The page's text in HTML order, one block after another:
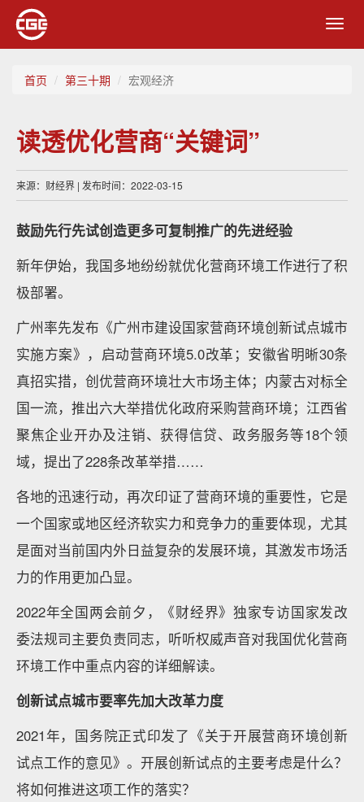
首页 第三十期 宏观经济
读透优化营商“关键词”
来源：财经界 | 发布时间：2022-03-15
鼓励先行先试创造更多可复制推广的先进经验
新年伊始，我国多地纷纷就优化营商环境工作进行了积
极部署。
广州率先发布《广州市建设国家营商环境创新试点城市
实施方案》，启动营商环境5.0改革；安徽省明晰30条
真招实措，创优营商环境壮大市场主体；内蒙古对标全
国一流，推出六大举措优化政府采购营商环境；江西省
聚焦企业开办及注销、获得信贷、政务服务等18个领
域，提出了228条改革举措……
各地的迅速行动，再次印证了营商环境的重要性，它是
一个国家或地区经济软实力和竞争力的重要体现，尤其
是面对当前国内外日益复杂的发展环境，其激发市场活
力的作用更加凸显。
2022年全国两会前夕，《财经界》独家专访国家发改
委法规司主要负责同志，听听权威声音对我国优化营商
环境工作中重点内容的详细解读。
创新试点城市要率先加大改革力度
2021年，国务院正式印发了《关于开展营商环境创新
试点工作的意见》。开展创新试点的主要考虑是什么？
将如何推进这项工作的落实？